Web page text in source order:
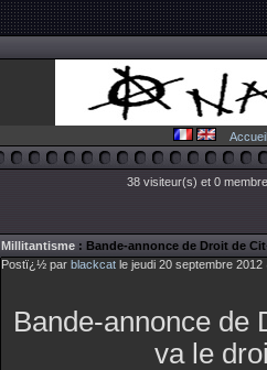
Accueil
38 visiteur(s) et 0
Millitantisme : Bande-annonce de Droit de
Postï¿½ par blackcat le jeudi 20 septembre
Bande-annonce de
va le